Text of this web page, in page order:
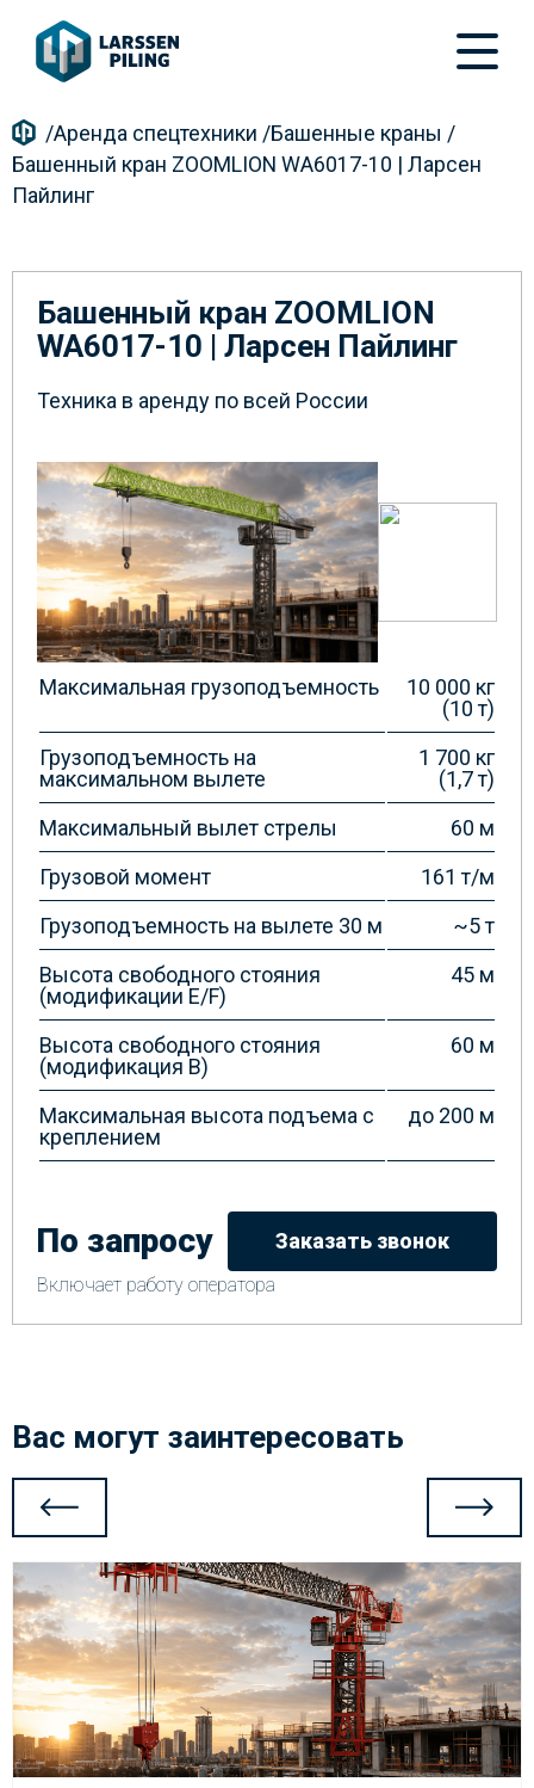
/Аренда спецтехники /Башенные краны /
Башенный кран ZOOMLION WA6017-10 | Ларсен
Пайлинг
Башенный кран ZOOMLION
WA6017-10 | Ларсен Пайлинг
Техника в аренду по всей России
Максимальная грузоподъемность
10 000 кг
(10 т)
Грузоподъемность на
максимальном вылете
1 700 кг
(1,7 т)
Максимальный вылет стрелы
60 м
Грузовой момент
161 т/м
Грузоподъемность на вылете 30 м
~5 т
Высота свободного стояния
(модификации E/F)
45 м
Высота свободного стояния
(модификация B)
60 м
Максимальная высота подъема с
креплением
до 200 м
По запросу Заказать звонок
Включает работу оператора
Вас могут заинтересовать